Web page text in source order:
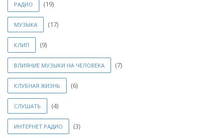
РАДИО (19)
МУЗЫКА (17)
КЛИП (9)
ВЛИЯНИЕ МУЗЫКИ НА ЧЕЛОВЕКА (7)
КЛУБНАЯ ЖИЗНЬ (6)
СЛУШАТЬ (4)
ИНТЕРНЕТ РАДИО (3)